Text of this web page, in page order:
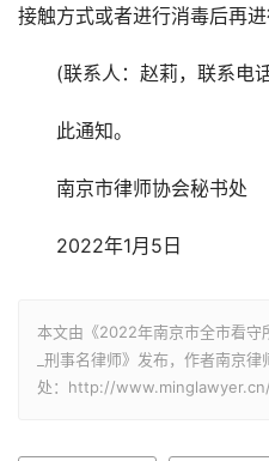
接触方式或者进行消毒后再进
(联系人：赵莉，联系电
此通知。
南京市律师协会秘书处
2022年1月5日
本文由《2022年南京市全市看守
_刑事名律师》发布，作者南京
处：http://